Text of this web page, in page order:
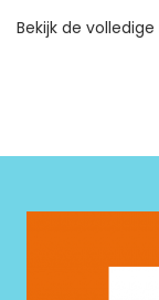
Bekijk de